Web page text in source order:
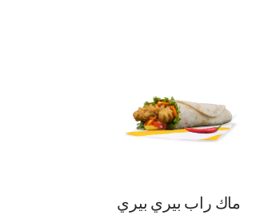
ماك راب بيري بيري